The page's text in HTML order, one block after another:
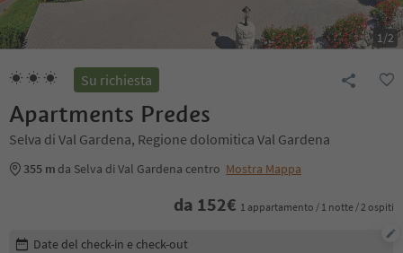
1/2
Su richiesta
Apartments Predes
Selva di Val Gardena, Regione dolomitica Val Gardena
355 m da Selva di Val Gardena centro Mostra Mappa
da 152€ 1 appartamento / 1 notte / 2 ospiti
Modifica i dettagli della prenotazione
Date del check-in e check-out